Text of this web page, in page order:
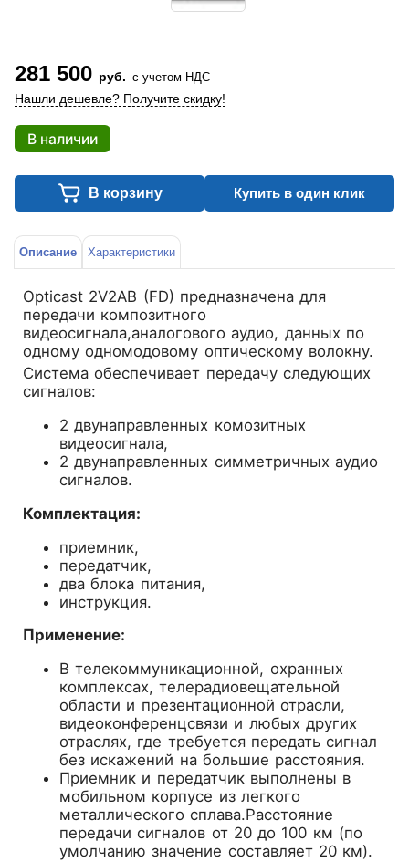
281 500 руб. с учетом НДС
Нашли дешевле? Получите скидку!
В наличии
В корзину Купить в один клик
Описание Характеристики
Opticast 2V2AB (FD) предназначена для
передачи композитного
видеосигнала,аналогового аудио, данных по
одному одномодовому оптическому волокну.
Система обеспечивает передачу следующих
сигналов:
2 двунаправленных комозитных
видеосигнала,
2 двунаправленных симметричных аудио
сигналов.
Комплектация:
приемник,
передатчик,
два блока питания,
инструкция.
Применение:
В телекоммуникационной, охранных
комплексах, телерадиовещательной
области и презентационной отрасли,
видеоконференцсвязи и любых других
отраслях, где требуется передать сигнал
без искажений на большие расстояния.
Приемник и передатчик выполнены в
мобильном корпусе из легкого
металлического сплава.Расстояние
передачи сигналов от 20 до 100 км (по
умолчанию значение составляет 20 км).